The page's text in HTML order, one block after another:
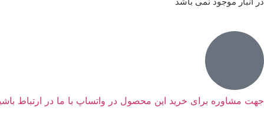
جهت مشاوره برای خرید این محصول در واتساپ با ما در ارتباط